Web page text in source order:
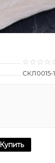
СКЛ0015-1
Купить